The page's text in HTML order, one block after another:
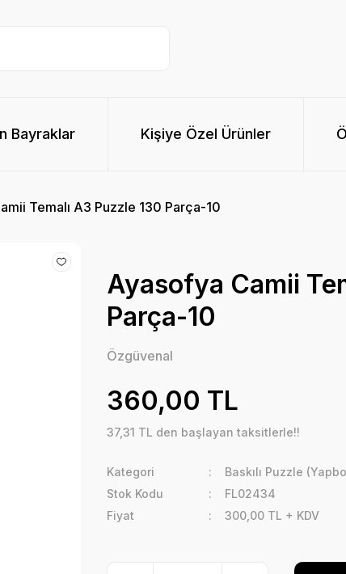
Bayraklar Kişiye Özel Ürünler
Temalı A3 Puzzle 130 Parça-10
Ayasofya Camii
Parça-10
Özgüvenal
360,00 TL
37,31 TL den başlayan taksitlerle!!
Kategori
Baskılı Puzzle
Stok Kodu
FL02434
Fiyat
300,00 TL + KDV